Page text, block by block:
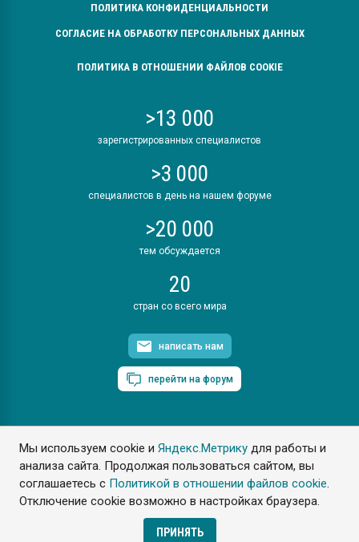
Мы используем cookie иЯндекс.Метрику для работы и
анализа сайта. Продолжая пользоваться сайтом, вы
соглашаетесь с Политикой в отношении файлов cookie.
Отключение cookie возможно в настройках браузера.
ПРИНЯТЬ
ПОЛИТИКА КОНФИДЕНЦИАЛЬНОСТИ
СОГЛАСИЕ НА ОБРАБОТКУ ПЕРСОНАЛЬНЫХ ДАННЫХ
ПОЛИТИКА В ОТНОШЕНИИ ФАЙЛОВ COOKIE
>13 000
зарегистрированных специалистов
>3 000
специалистов в день на нашем форуме
>20 000
тем обсуждается
20
стран со всего мира
написать нам
перейти на форум
ПластЭксперт © 2006. Все права защищены
Разрешается копирование материалов сайта с обязательной
ссылкой на www.e-plastic.ru
Разработка сайта